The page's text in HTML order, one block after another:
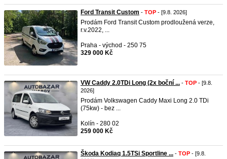
Ford Transit Custom - TOP - [9.8. 2026]
Prodám Ford Transit Custom prodloužená verze,
r.v.2022, ...
Praha - východ - 250 75
329 000 Kč
VW Caddy 2.0TDi Long (2x boční ... - TOP - [9.8.
2026]
Prodám Volkswagen Caddy Maxi Long 2.0 TDi
(75kw) - bez ...
Kolín - 280 02
259 000 Kč
Škoda Kodiaq 1.5TSi Sportline ... - TOP - [9.8.